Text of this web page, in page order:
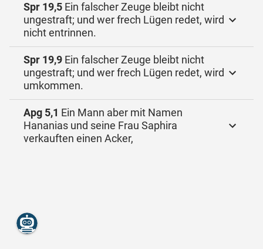
Spr 19,5 Ein falscher Zeuge bleibt nicht
ungestraft; und wer frech Lügen redet, wird
nicht entrinnen.
Spr 19,9 Ein falscher Zeuge bleibt nicht
ungestraft; und wer frech Lügen redet, wird
umkommen.
Apg 5,1 Ein Mann aber mit Namen
Hananias und seine Frau Saphira
verkauften einen Acker,